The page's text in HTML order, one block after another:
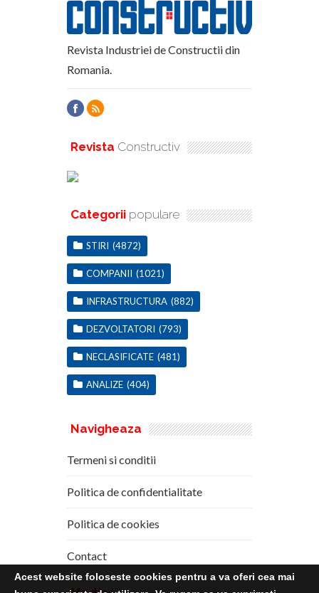
Revista Industriei de Constructii din
Romania.
Revista Constructiv
Categorii populare
STIRI (4872)
COMPANII (1021)
INFRASTRUCTURA (882)
DEZVOLTATORI (793)
NECLASIFICATE (481)
ANALIZE (404)
Navigheaza
Termeni si conditii
Politica de confidentialitate
Politica de cookies
Contact
Acest website foloseste cookies pentru a va oferi cea mai